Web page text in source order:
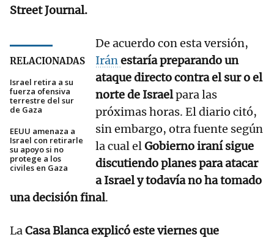
Street Journal.
RELACIONADAS
Israel retira a su
fuerza ofensiva
terrestre del sur
de Gaza
EEUU amenaza a
Israel con retirarle
su apoyo si no
protege a los
civiles en Gaza
De acuerdo con esta versión,
Iránestaría preparando un
ataque directo contra el sur o el
norte de Israelpara las
próximas horas. El diario citó,
sin embargo, otra fuente según
la cual elGobierno iraní sigue
discutiendo planes para atacar
a Israel y todavía no ha tomado
una decisión final.
LaCasa Blanca explicó este viernes que